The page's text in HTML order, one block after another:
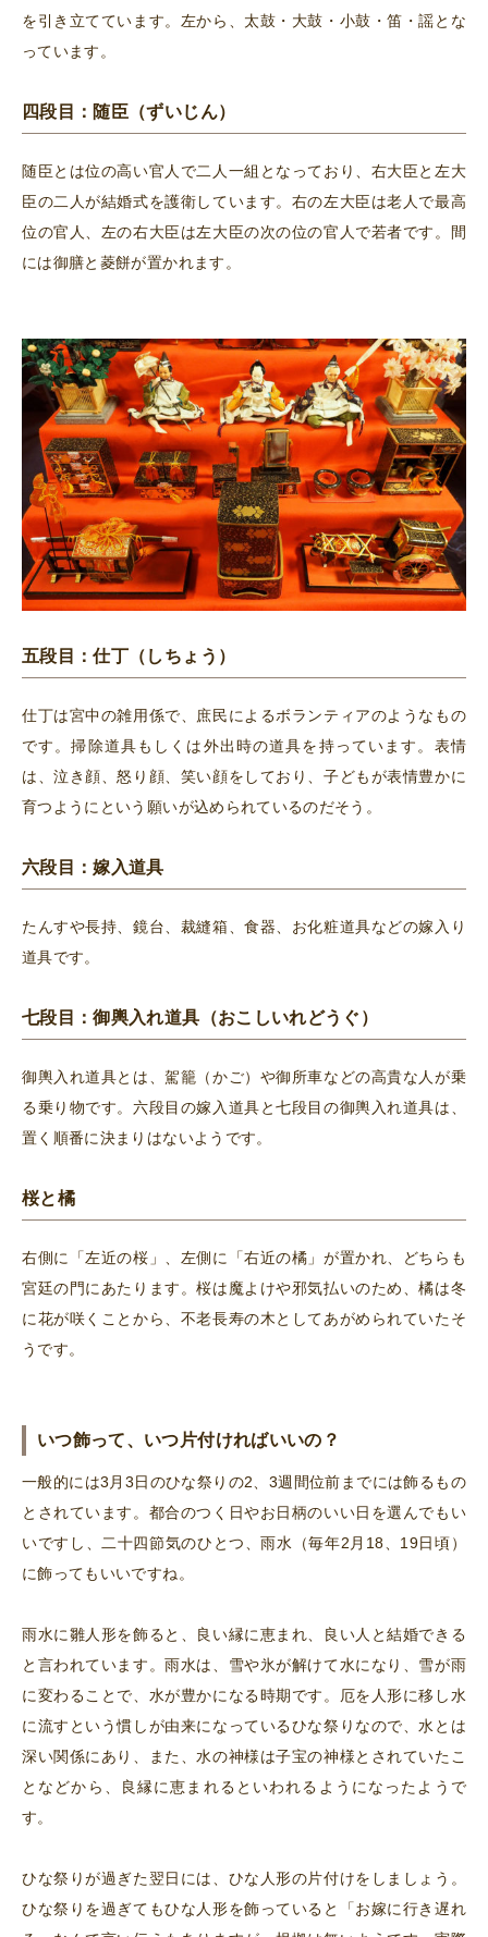
を引き立てています。左から、太鼓・大鼓・小鼓・笛・謡とな
っています。
四段目：随臣（ずいじん）
随臣とは位の高い官人で二人一組となっており、右大臣と左大
臣の二人が結婚式を護衛しています。右の左大臣は老人で最高
位の官人、左の右大臣は左大臣の次の位の官人で若者です。間
には御膳と菱餅が置かれます。
五段目：仕丁（しちょう）
仕丁は宮中の雑用係で、庶民によるボランティアのようなもの
です。掃除道具もしくは外出時の道具を持っています。表情
は、泣き顔、怒り顔、笑い顔をしており、子どもが表情豊かに
育つようにという願いが込められているのだそう。
六段目：嫁入道具
たんすや長持、鏡台、裁縫箱、食器、お化粧道具などの嫁入り
道具です。
七段目：御輿入れ道具（おこしいれどうぐ ）
御輿入れ道具とは、駕籠（かご）や御所車などの高貴な人が乗
る乗り物です。六段目の嫁入道具と七段目の御輿入れ道具は、
置く順番に決まりはないようです。
桜と橘
右側に「左近の桜」、左側に「右近の橘」が置かれ、どちらも
宮廷の門にあたります。桜は魔よけや邪気払いのため、橘は冬
に花が咲くことから、不老長寿の木としてあがめられていたそ
うです。
いつ飾って、いつ片付ければいいの？
一般的には3月3日のひな祭りの2、3週間位前までには飾るもの
とされています。都合のつく日やお日柄のいい日を選んでもい
いですし、二十四節気のひとつ、雨水（毎年2月18、19日頃）
に飾ってもいいですね。
雨水に雛人形を飾ると、良い縁に恵まれ、良い人と結婚できる
と言われています。雨水は、雪や氷が解けて水になり、雪が雨
に変わることで、水が豊かになる時期です。厄を人形に移し水
に流すという慣しが由来になっているひな祭りなので、水とは
深い関係にあり、また、水の神様は子宝の神様とされていたこ
となどから、良縁に恵まれるといわれるようになったようで
す。
ひな祭りが過ぎた翌日には、ひな人形の片付けをしましょう。
ひな祭りを過ぎてもひな人形を飾っていると「お嫁に行き遅れ